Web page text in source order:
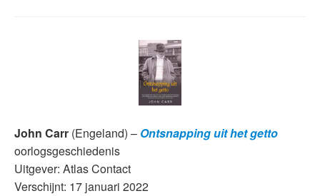
John Carr (Engeland) – Ontsnapping uit het getto
oorlogsgeschiedenis
Uitgever: Atlas Contact
Verschijnt: 17 januari 2022